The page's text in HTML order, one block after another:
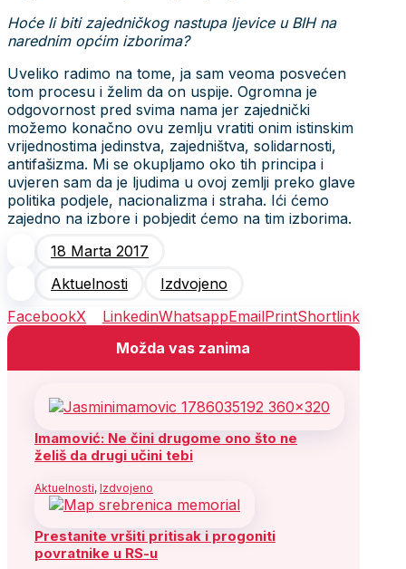
Hoće li biti zajedničkog nastupa ljevice u BIH na
narednim općim izborima?
Uveliko radimo na tome, ja sam veoma posvećen
tom procesu i želim da on uspije. Ogromna je
odgovornost pred svima nama jer zajednički
možemo konačno ovu zemlju vratiti onim istinskim
vrijednostima jedinstva, zajedništva, solidarnosti,
antifašizma. Mi se okupljamo oko tih principa i
uvjeren sam da je ljudima u ovoj zemlji preko glave
politika podjele, nacionalizma i straha. Ići ćemo
zajedno na izbore i pobjedit ćemo na tim izborima.
18 Marta 2017
Aktuelnosti
Izdvojeno
FacebookX LinkedinWhatsappEmailPrintShortlink
Možda vas zanima
Imamović: Ne čini drugome ono što ne
želiš da drugi učini tebi
Aktuelnosti, Izdvojeno
Prestanite vršiti pritisak i progoniti
povratnike u RS-u